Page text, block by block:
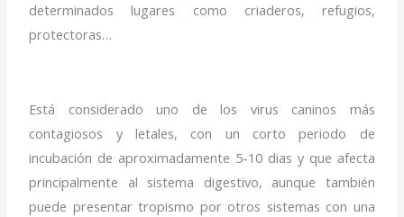
determinados lugares como criaderos, refugios,
protectoras…
Está considerado uno de los virus caninos más
contagiosos y letales, con un corto periodo de
incubación de aproximadamente 5-10 dias y que afecta
principalmente al sistema digestivo, aunque también
puede presentar tropismo por otros sistemas con una